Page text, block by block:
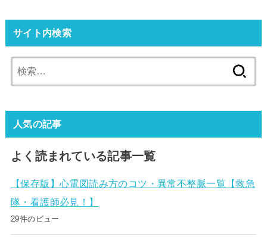
サイト内検索
索:
人気の記事
よく読まれている記事一覧
【保存版】心電図読み方のコツ・異常不整脈一覧【救急
隊・看護師必見！】
29件のビュー